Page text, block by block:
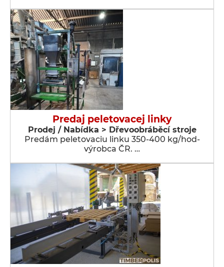
Predaj peletovacej linky
Prodej / Nabídka > Dřevoobráběcí stroje
Predám peletovaciu linku 350-400 kg/hod-
výrobca ČR. …